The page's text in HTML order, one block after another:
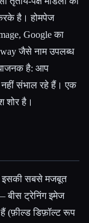
है। होमपेज
Google का
जैसे नाम उपलब्ध
है: आप
संभाल रहे हैं। एक
शोर है।
इसकी सबसे मजबूत
बीस ट्रेनिंग इमेज
(फ़ील्ड डिफ़ॉल्ट रूप